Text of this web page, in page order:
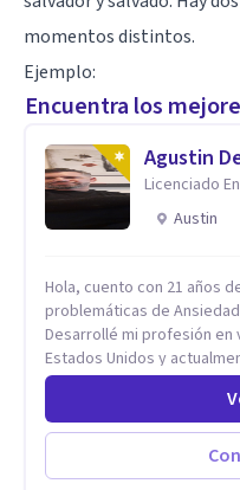
momentos distintos.
Ejemplo:
Encuentra los
Agustin
Licenciado
Austin
Hola, cuento con 21 años
problemáticas de Ansiedad, Estrés,
Desarrollé mi profesión
Estados Unidos y
privada. Utilizo terapias
evidencia científica con
objetivos terapéuticos
herramientas concretas
desarrollar nuevas